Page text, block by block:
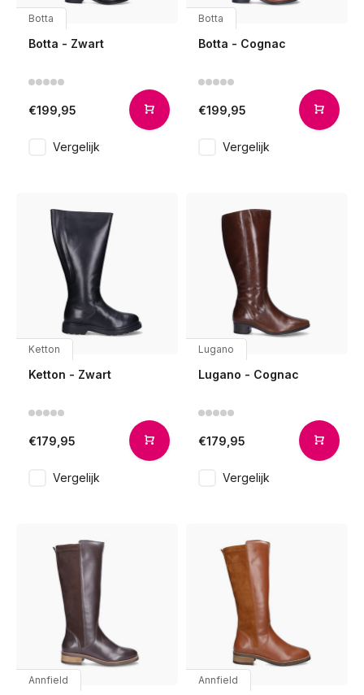
Botta
Botta - Zwart
€199,95
Vergelijk
Botta
Botta - Cognac
€199,95
Vergelijk
Ketton
Ketton - Zwart
€179,95
Vergelijk
Lugano
Lugano - Cognac
€179,95
Vergelijk
Annfield Annfield